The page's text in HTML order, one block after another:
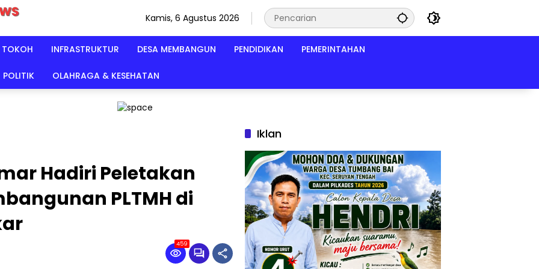
Kamis, 6 Agustus 2026
TOKOH INFRASTRUKTUR DESA MEMBANGUN PENDIDIKAN PEMERINTAHAN
POLITIK OLAHRAGA & KESEHATAN
Hadiri Peletakan
PLTMH di
459
Iklan